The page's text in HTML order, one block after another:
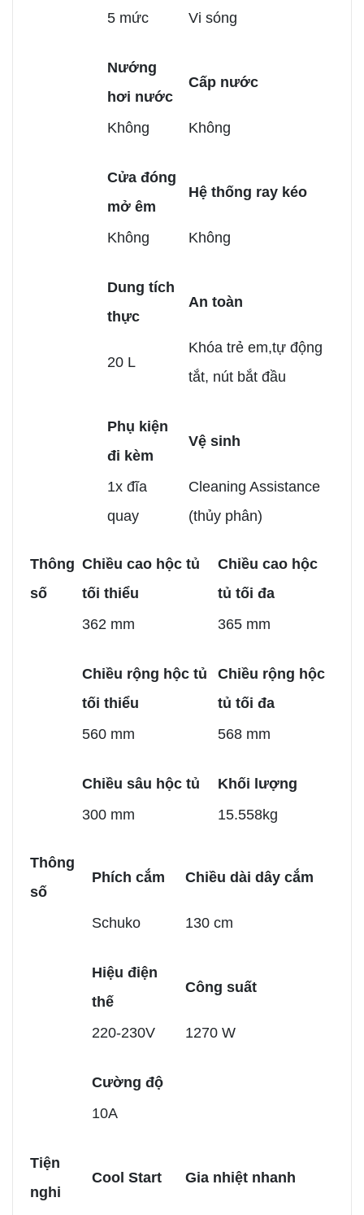
5 mức
Vi sóng
Nướng
hơi nước
Cấp nước
Không Không
Cửa đóng
mở êm
Hệ thống ray kéo
Không Không
Dung tích
thực
An toàn
20 L
Khóa trẻ em,tự động
tắt, nút bắt đầu
Phụ kiện
đi kèm
Vệ sinh
1x đĩa
quay
Cleaning Assistance
(thủy phân)
Thông
số
Chiều cao hộc tủ
tối thiểu
Chiều cao hộc
tủ tối đa
362 mm
365 mm
Chiều rộng hộc tủ
tối thiểu
Chiều rộng hộc
tủ tối đa
560 mm
568 mm
Chiều sâu hộc tủ
Khối lượng
300 mm
15.558kg
Thông
số
Phích cắm Chiều dài dây cắm
Schuko 130 cm
Hiệu điện
thế
Công suất
220-230V 1270 W
Cường độ
10A
Tiện
nghi
Cool Start Gia nhiệt nhanh